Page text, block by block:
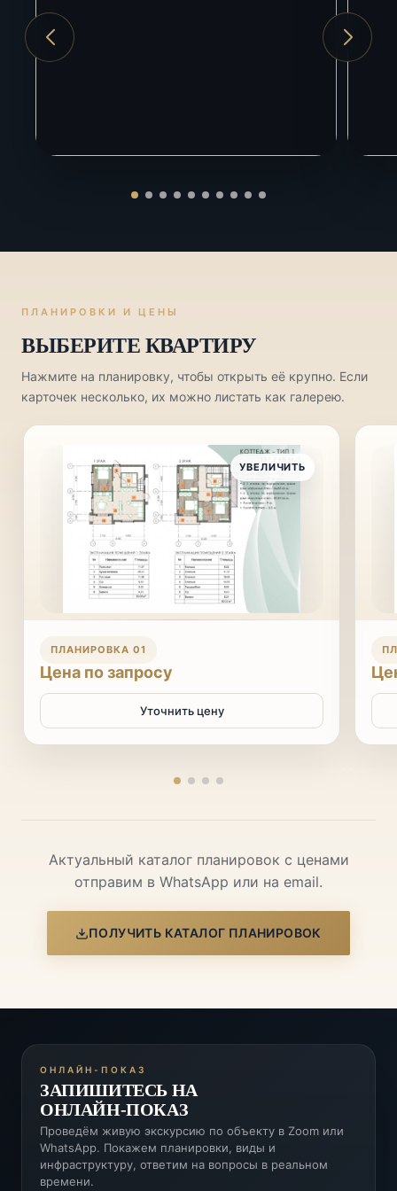
Красная Поляна
ЖД вокзал Адлер
ПЛАНИРОВКИ И ЦЕНЫ
ВЫБЕРИТЕ КВАРТИРУ
Нажмите на планировку, чтобы открыть её крупно. Если
карточек несколько, их можно листать как галерею.
УВЕЛИЧИТЬ
ПЛАНИРОВКА 01
Цена по запросу
Уточнить цену
Актуальный каталог планировок с ценами
отправим в WhatsApp или на email.
ПОЛУЧИТЬ КАТАЛОГ ПЛАНИРОВОК
ОНЛАЙН-ПОКАЗ
ЗАПИШИТЕСЬ НА
ОНЛАЙН-ПОКАЗ
Проведём живую экскурсию по объекту в Zoom или
WhatsApp. Покажем планировки, виды и
инфраструктуру, ответим на вопросы в реальном
времени.